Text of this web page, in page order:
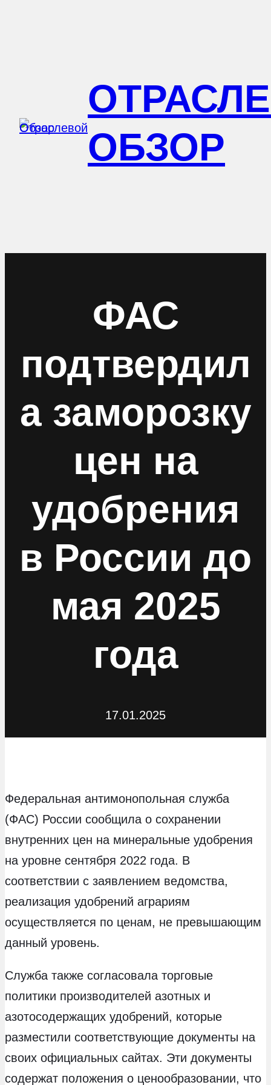
ОБЗОР
ФАС
подтвердил
а заморозку
цен на
удобрения
в России до
мая 2025
года
17.01.2025
Федеральная антимонопольная служба
(ФАС) России сообщила о сохранении
внутренних цен на минеральные удобрения
на уровне сентября 2022 года. В
соответствии с заявлением ведомства,
реализация удобрений аграриям
осуществляется по ценам, не превышающим
данный уровень.
Служба также согласовала торговые
политики производителей азотных и
азотосодержащих удобрений, которые
разместили соответствующие документы на
своих официальных сайтах. Эти документы
содержат положения о ценообразовании, что